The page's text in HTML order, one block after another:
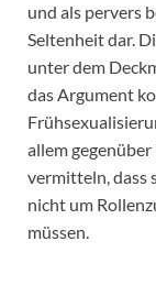
und als pervers
Seltenheit dar.
unter dem
das Argument
allem
vermitteln, dass
nicht um
müssen.